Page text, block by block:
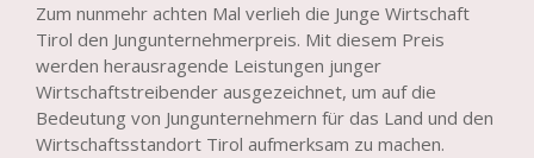
Zum nunmehr achten Mal verlieh die Junge Wirtschaft
Tirol den Jungunternehmerpreis. Mit diesem Preis
werden herausragende Leistungen junger
Wirtschaftstreibender ausgezeichnet, um auf die
Bedeutung von Jungunternehmern für das Land und den
Wirtschaftsstandort Tirol aufmerksam zu machen.